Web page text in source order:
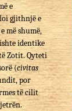
e
gjithnjë e
më shumë,
identike
Zotit. Qyteti
(civitas
por
të cilit